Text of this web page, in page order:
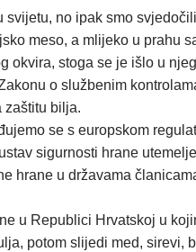
no ipak smo
meso, a mlijeko u
okvira, stoga se je išlo u
o službenim
zaštitu bilja.
se s europskom
sigurnosti hrane
hrane u državama
u Republici Hrvatskoj u
potom slijedi med,